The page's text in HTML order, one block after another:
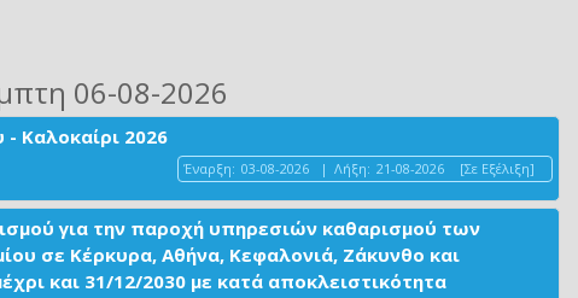
06-08-2026
Καλοκαίρι 2026
Έναρξη: 03-08-2026 | Λήξη: 21-08-2026 [Σε Εξέλιξη]
για την παροχή υπηρεσιών καθαρισμού των
σε Κέρκυρα, Αθήνα, Κεφαλονιά, Ζάκυνθο και
και 31/12/2030 με κατά αποκλειστικότητα